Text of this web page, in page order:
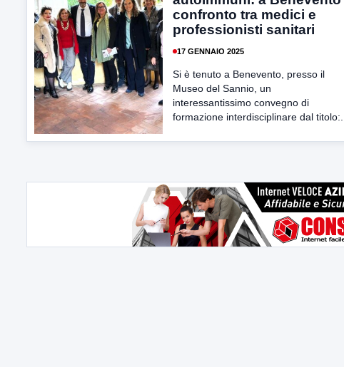
confronto tra medici e
professionisti sanitari
17 GENNAIO 2025
Si è tenuto a Benevento, presso il
Museo del Sannio, un
interessantissimo convegno di
formazione interdisciplinare dal titolo:...